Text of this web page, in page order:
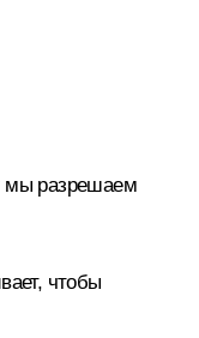
мы разрешаем
чтобы